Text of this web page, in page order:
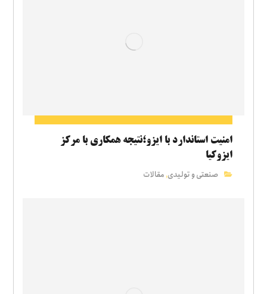
امنیت استاندارد با ایزو؛نتیجه همکاری با مرکز
ایزوکیا
صنعتی و تولیدی,مقالات